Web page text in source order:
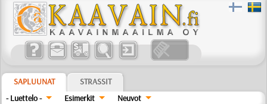
SAPLUUNAT
STRASSIT
- Luettelo -
Esimerkit Neuvot